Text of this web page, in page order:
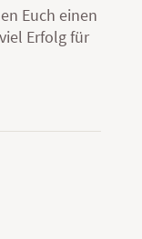
Euch einen
Erfolg für